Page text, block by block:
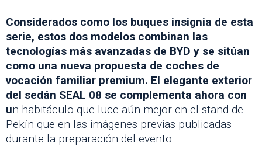
Considerados como los buques insignia de esta
serie, estos dos modelos combinan las
tecnologías más avanzadas de BYD y se sitúan
como una nueva propuesta de coches de
vocación familiar premium. El elegante exterior
del sedán SEAL 08 se complementa ahora con
un habitáculo que luce aún mejor en el stand de
Pekín que en las imágenes previas publicadas
durante la preparación del evento.